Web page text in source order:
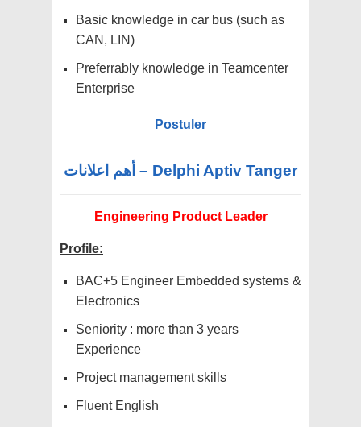
Basic knowledge in car bus (such as
CAN, LIN)
Preferrably knowledge in Teamcenter
Enterprise
Postuler
Delphi Aptiv Tanger – أهم اعلانات
Engineering Product Leader
Profile:
BAC+5 Engineer Embedded systems &
Electronics
Seniority : more than 3 years
Experience
Project management skills
Fluent English